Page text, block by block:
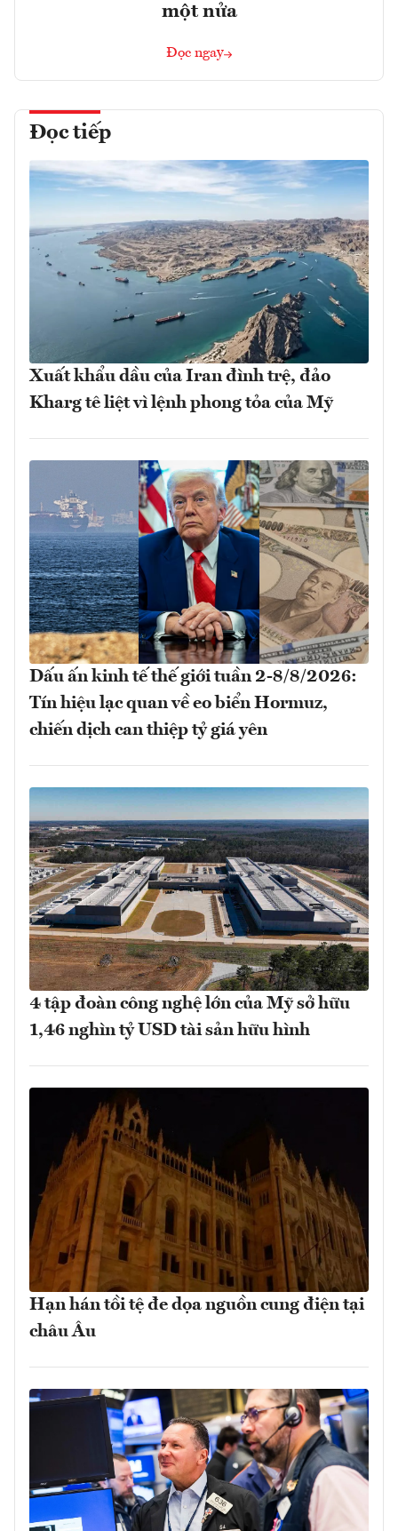
một nửa
Đọc ngay
Đọc tiếp
Xuất khẩu dầu của Iran đình trệ, đảo
Kharg tê liệt vì lệnh phong tỏa của Mỹ
Dấu ấn kinh tế thế giới tuần 2-8/8/2026:
Tín hiệu lạc quan về eo biển Hormuz,
chiến dịch can thiệp tỷ giá yên
4 tập đoàn công nghệ lớn của Mỹ sở hữu
1,46 nghìn tỷ USD tài sản hữu hình
Hạn hán tồi tệ đe dọa nguồn cung điện tại
châu Âu